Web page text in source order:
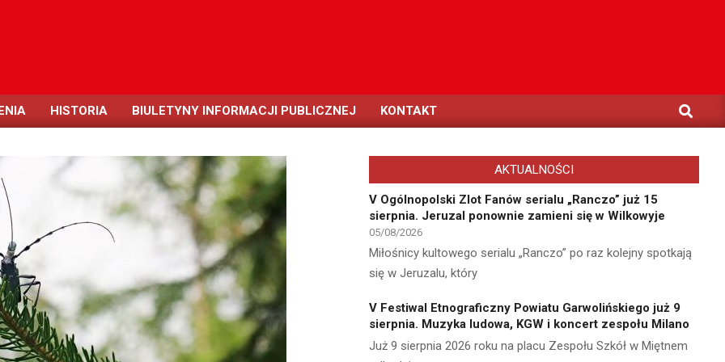
HISTORIA BIULETYNY INFORMACJI PUBLICZNEJ KONTAKT Search
AKTUALNOŚCI
V Ogólnopolski Zlot Fanów serialu „Ranczo” już 15
sierpnia. Jeruzal ponownie zamieni się w Wilkowyje
05/08/2026
Miłośnicy kultowego serialu „Ranczo” po raz kolejny spotkają
się w Jeruzalu, który
V Festiwal Etnograficzny Powiatu Garwolińskiego już 9
sierpnia. Muzyka ludowa, KGW i koncert zespołu Milano
Już 9 sierpnia 2026 roku na placu Zespołu Szkół w Miętnem